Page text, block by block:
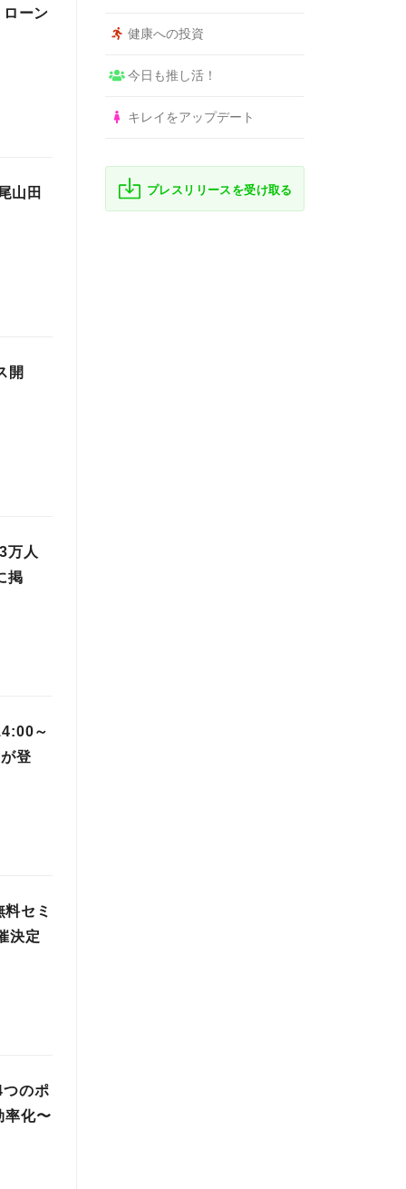
ーン
山田
開
万人
掲
～
登
セミ
決定
つのポ
率化〜
健康への投資
今日も推し活！
キレイをアップデート
プレスリリースを受け取る